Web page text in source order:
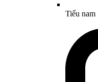
Tiểu nam